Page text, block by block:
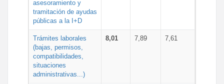
asesoramiento y
tramitación de ayudas
públicas a la I+D
Trámites laborales
(bajas, permisos,
compatibilidades,
situaciones
administrativas...)
8,01 7,89 7,61